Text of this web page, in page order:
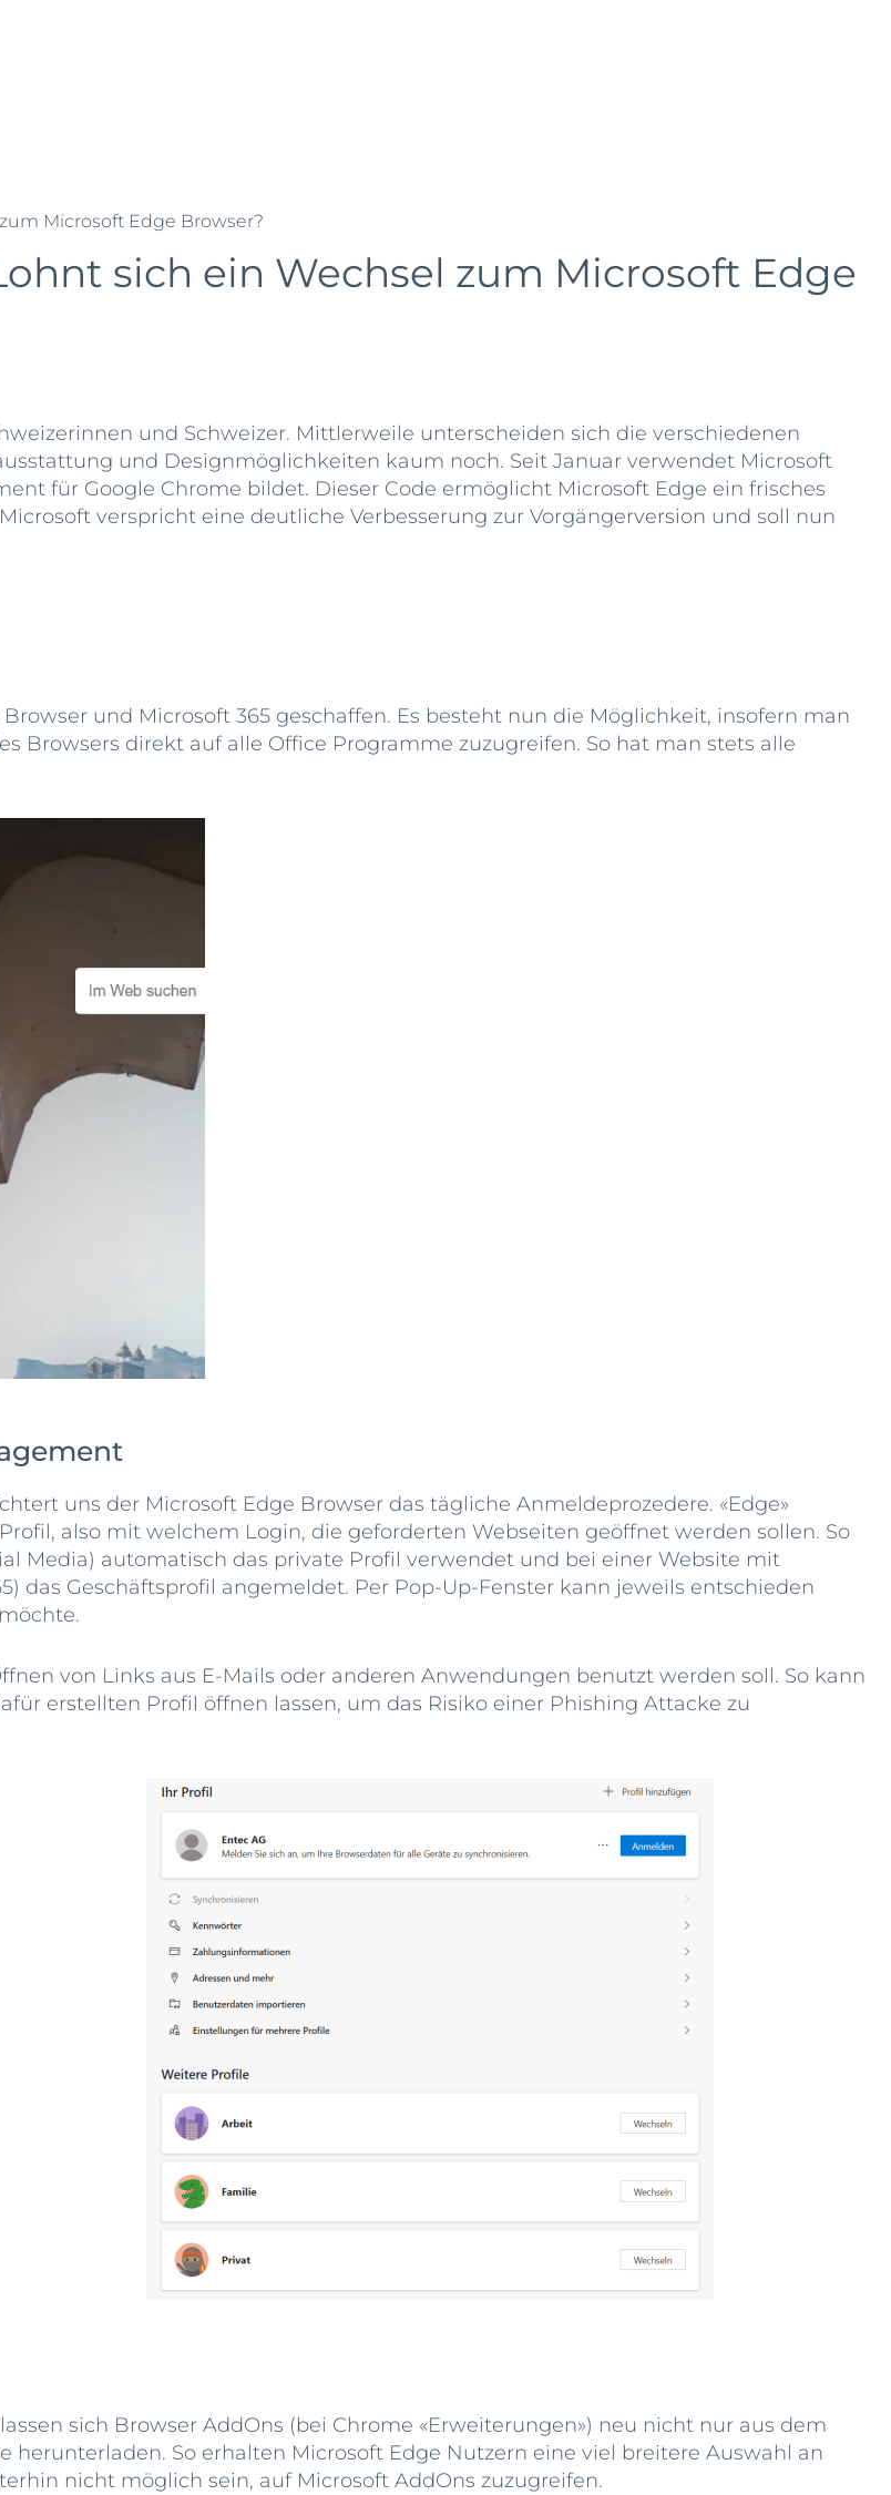
Microsoft Edge Browser?
sich ein Wechsel zum Microsoft Edge
und Schweizer. Mittlerweile unterscheiden sich die verschiedenen
und Designmöglichkeiten kaum noch. Seit Januar verwendet Microsoft
für Google Chrome bildet. Dieser Code ermöglicht Microsoft Edge ein frisches
verspricht eine deutliche Verbesserung zur Vorgängerversion und soll nun
und Microsoft 365 geschaffen. Es besteht nun die Möglichkeit, insofern man
Browsers direkt auf alle Office Programme zuzugreifen. So hat man stets alle
uns der Microsoft Edge Browser das tägliche Anmeldeprozedere. «Edge»
also mit welchem Login, die geforderten Webseiten geöffnet werden sollen. So
Media) automatisch das private Profil verwendet und bei einer Website mit
das Geschäftsprofil angemeldet. Per Pop-Up-Fenster kann jeweils entschieden
von Links aus E-Mails oder anderen Anwendungen benutzt werden soll. So kann
erstellten Profil öffnen lassen, um das Risiko einer Phishing Attacke zu
sich Browser AddOns (bei Chrome «Erweiterungen») neu nicht nur aus dem
herunterladen. So erhalten Microsoft Edge Nutzern eine viel breitere Auswahl an
nicht möglich sein, auf Microsoft AddOns zuzugreifen.